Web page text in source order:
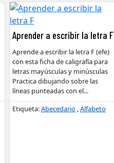
Aprender a escribir la letra F
Aprende a escribir la letra F (efe)
con esta ficha de caligrafía para
letras mayúsculas y minúsculas
Practica dibujando sobre las
líneas punteadas con el...
Etiqueta:Abecedario ,Alfabeto